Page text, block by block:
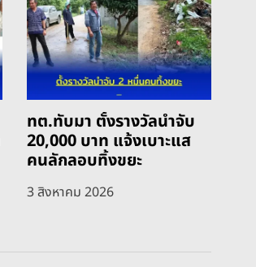
ทต.ทับมา ตั้งรางวัลนำจับ
20,000 บาท แจ้งเบาะแส
คนลักลอบทิ้งขยะ
3 สิงหาคม 2026